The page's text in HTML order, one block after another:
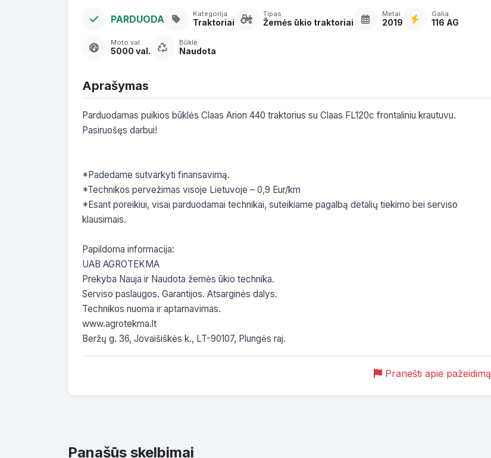
PARDUODA Kategorija
Traktoriai
Tipas
Žemės ūkio traktoriai
Metai
2019
Galia
116 AG
Moto val.
5000 val.
Būklė
Naudota
Aprašymas
Parduodamas puikios būklės Claas Arion 440 traktorius su Claas FL120c frontaliniu krautuvu.
Pasiruošęs darbui!
*Padedame sutvarkyti finansavimą.
*Technikos pervežimas visoje Lietuvoje – 0,9 Eur/km
*Esant poreikiui, visai parduodamai technikai, suteikiame pagalbą detalių tiekimo bei serviso
klausimais.
Papildoma informacija:
UAB AGROTEKMA
Prekyba Nauja ir Naudota žemės ūkio technika.
Serviso paslaugos. Garantijos. Atsarginės dalys.
Technikos nuoma ir aptarnavimas.
www.agrotekma.lt
Beržų g. 36, Jovaišiškės k., LT-90107, Plungės raj.
Pranešti apie pažeidimą
Panašūs skelbimai